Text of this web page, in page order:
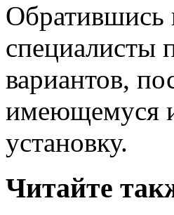
Обратившись
специалисты
вариантов,
имеющемуся
установку.
Читайте